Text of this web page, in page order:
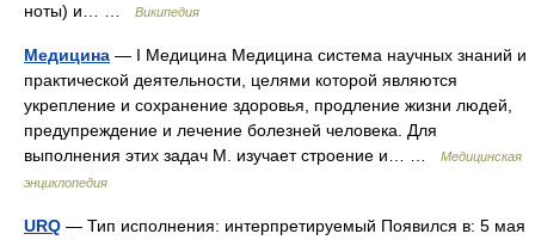
ноты) и… …
Википедия
Медицина — I Медицина Медицина система научных знаний и
практической деятельности, целями которой являются
укрепление и сохранение здоровья, продление жизни людей,
предупреждение и лечение болезней человека. Для
выполнения этих задач М. изучает строение и… …
Медицинская
энциклопедия
URQ — Тип исполнения: интерпретируемый Появился в: 5 мая